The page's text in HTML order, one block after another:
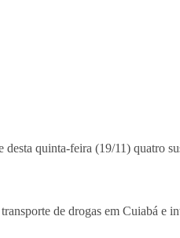
quinta-feira (19/11) quatro
de drogas em Cuiabá e